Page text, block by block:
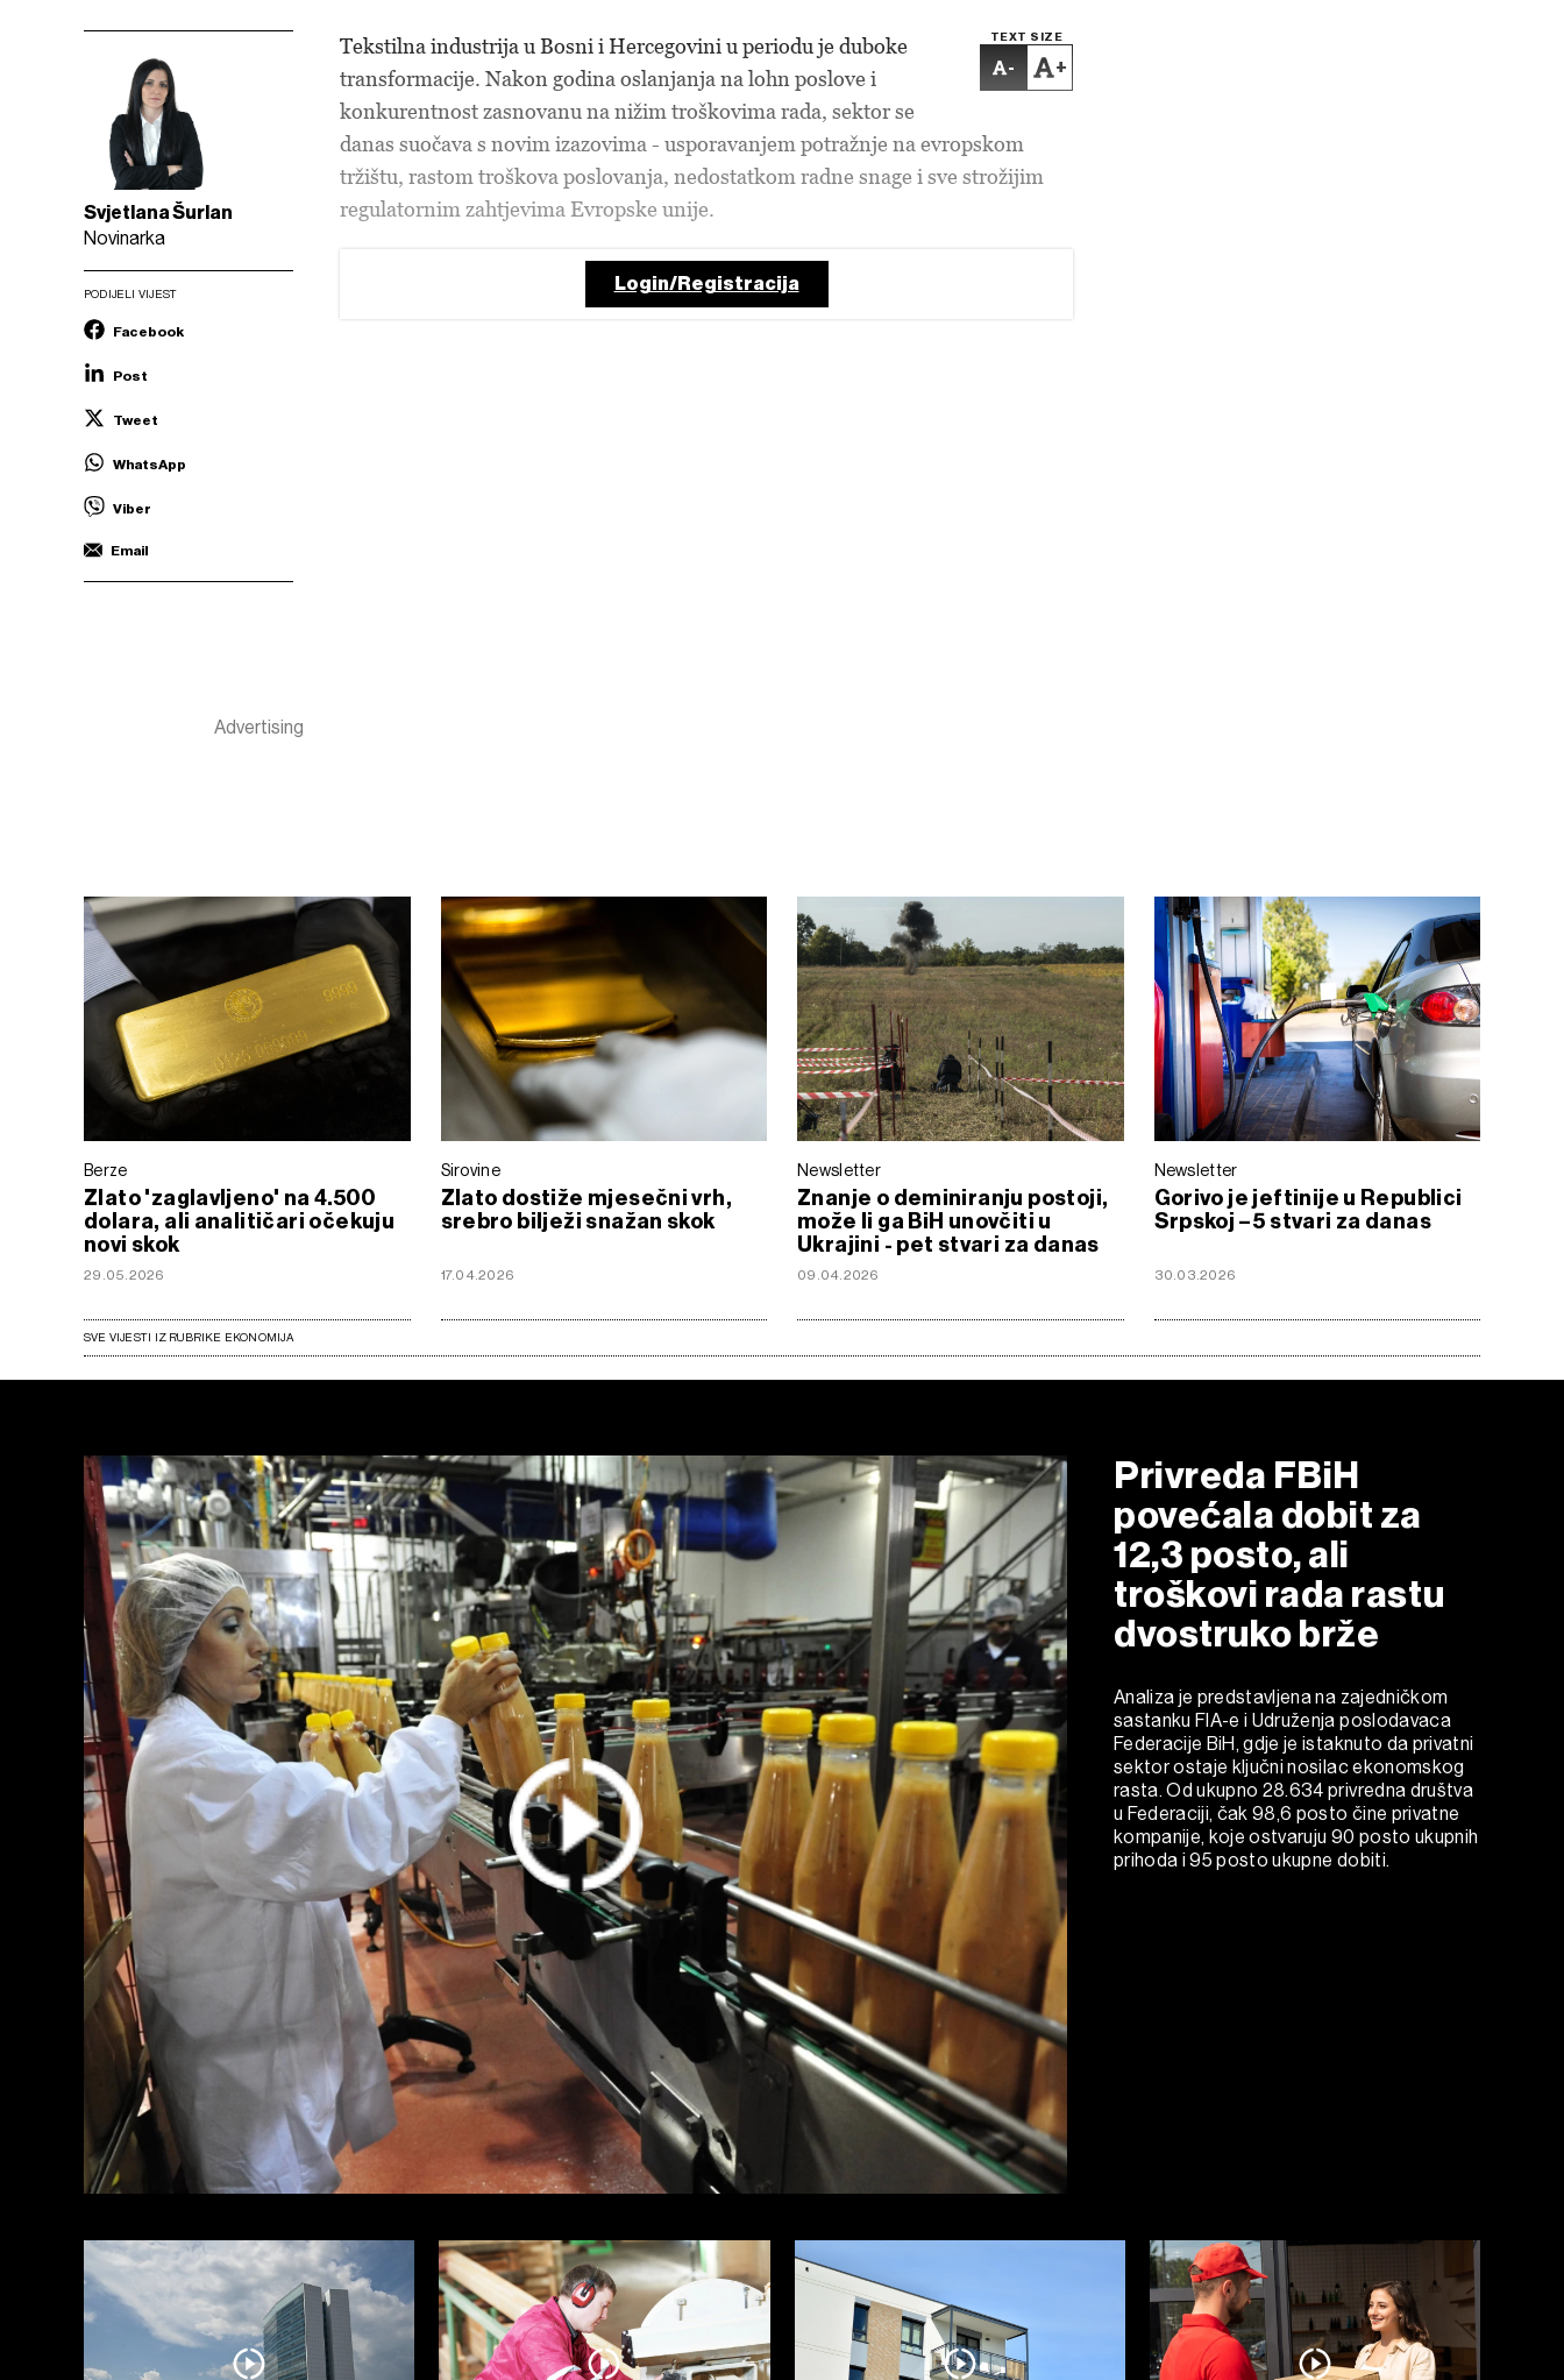
Svjetlana Šurlan
Novinarka
PODIJELI VIJEST
Facebook
Post
Tweet
WhatsApp
Viber
Email
TEXT SIZE
- +
Tekstilna industrija u Bosni i Hercegovini u periodu je duboke
transformacije. Nakon godina oslanjanja na lohn poslove i
konkurentnost zasnovanu na nižim troškovima rada, sektor se
danas suočava s novim izazovima - usporavanjem potražnje na evropskom
tržištu, rastom troškova poslovanja, nedostatkom radne snage i sve strožijim
regulatornim zahtjevima Evropske unije.
Login/Registracija
Berze
Zlato 'zaglavljeno' na 4.500
dolara, ali analitičari očekuju
novi skok
29.05.2026
Sirovine
Zlato dostiže mjesečni vrh,
srebro bilježi snažan skok
17.04.2026
Newsletter
Znanje o deminiranju postoji,
može li ga BiH unovčiti u
Ukrajini - pet stvari za danas
09.04.2026
Newsletter
Gorivo je jeftinije u Republici
Srpskoj – 5 stvari za danas
30.03.2026
SVE VIJESTI IZ RUBRIKE EKONOMIJA
Privreda FBiH
povećala dobit za
12,3 posto, ali
troškovi rada rastu
dvostruko brže
Analiza je predstavljena na zajedničkom
sastanku FIA-e i Udruženja poslodavaca
Federacije BiH, gdje je istaknuto da privatni
sektor ostaje ključni nosilac ekonomskog
rasta. Od ukupno 28.634 privredna društva
u Federaciji, čak 98,6 posto čine privatne
kompanije, koje ostvaruju 90 posto ukupnih
prihoda i 95 posto ukupne dobiti.